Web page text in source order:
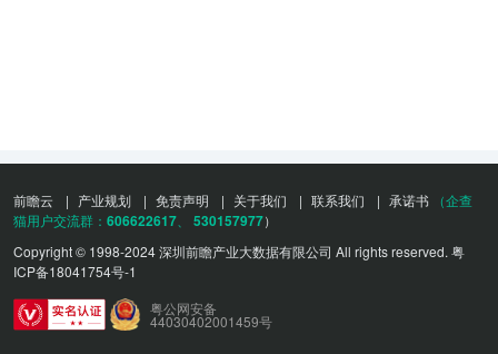
后，加强人才培养和市场推广，提高工业机器视觉CIS技术的普及
度。培养更多的专业人才，推广应用案例和成功经验，将有助于加快
行业的发展步伐。 总而言之，中国工业机器视觉CIS行业具有广阔的
进步将是推动行业发展的关键驱动力。然而，行业发展面临的挑战和
困难也需要通过加强创新、降低成本、加强标准化等手段来解决。相
信在多方共同努力下，中国工业机器视觉CIS行业将迎来更加繁荣的
发展。
战，推动能源行业向智能化、高效化和绿色化发展。
前瞻云 | 产业规划 | 免责声明 | 关于我们 | 联系我们 | 承诺书 （企查
猫用户交流群： 606622617 530157977）
Copyright © 1998-2024 深圳前瞻产业大数据有限公司 All rights reserved. 粤
ICP备18041754号-1
粤公网安备
44030402001459号